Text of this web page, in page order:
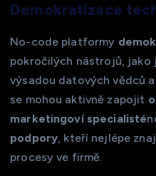
Demokratizace
No-code platformy
pokročilých nástrojů, jako
výsadou datových vědců
se mohou aktivně zapojit
marketingoví specialisté
podpory, kteří nejlépe
procesy ve firmě.